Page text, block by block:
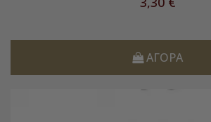
ΑΓΟΡΆ